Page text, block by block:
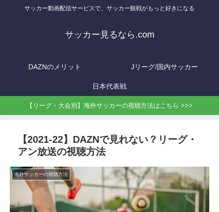
サッカー動画配信サービスで、サッカー観戦がもっと好きになる
サッカー見るなら.com
DAZNのメリット Jリーグ/国内サッカー
日本代表戦
【リーグ・大会別】海外サッカーの視聴方法はこちら >>>
【2021-22】DAZNで見れない？リーグ・
アン放送の視聴方法
海外サッカーの視聴方法